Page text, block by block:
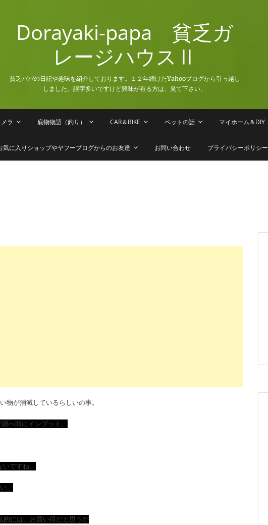
Dorayaki-papa 貧乏ガ
レージハウスⅡ
貧乏パパの日記や趣味を紹介しております。１２年続けたYahooブログから引っ越し
しました。誤字多いですけど興味が有る方は、見て下さい。
ラ 底物物語（釣り） CAR＆BIKE ペットの話 マイホーム＆DIY
に入りショップやヤフーブログからのお友達 お問い合わせ プライバシーポリシー
物が消滅しているらしいの事。
べ頭にインプット。
ですね。
。
には、お買い得だと思うが